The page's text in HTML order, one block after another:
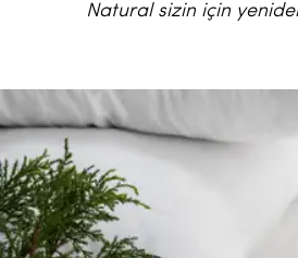
Natural sizin için